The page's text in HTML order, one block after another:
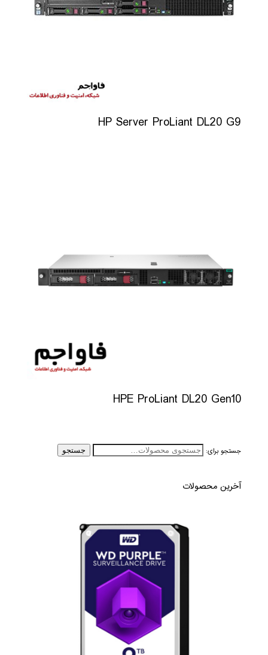
HP Server ProLiant DL20 G9
HPE ProLiant DL20 Gen10
جستجو برای: جستجو
آخرین محصولات